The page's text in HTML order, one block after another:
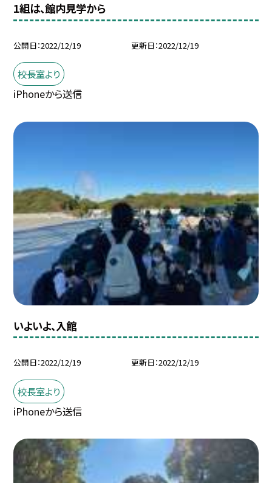
1組は、館内見学から
公開日 2022/12/19 更新日 2022/12/19
校長室より
iPhoneから送信
いよいよ、入館
公開日 2022/12/19 更新日 2022/12/19
校長室より
iPhoneから送信